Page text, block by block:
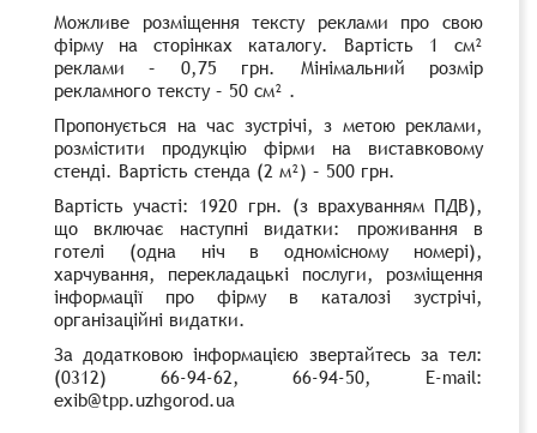
Можливе розміщення тексту реклами про свою
фірму на сторінках каталогу. Вартість 1 см²
реклами – 0,75 грн. Мінімальний розмір
рекламного тексту – 50 см² .
Пропонується на час зустрічі, з метою реклами,
розмістити продукцію фірми на виставковому
стенді. Вартість стенда (2 м²) – 500 грн.
Вартість участі: 1920 грн. (з врахуванням ПДВ),
що включає наступні видатки: проживання в
готелі (одна ніч в одномісному номері),
харчування, перекладацькі послуги, розміщення
інформації про фірму в каталозі зустрічі,
організаційні видатки.
За додатковою інформацією звертайтесь за тел:
(0312) 66-94-62, 66-94-50, E-mail:
exib@tpp.uzhgorod.ua